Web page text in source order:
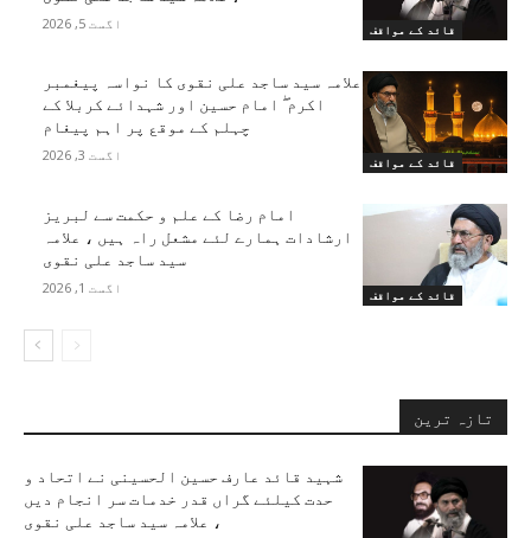
قائد کے مواقف اگست 5, 2026
قائد کے مواقف
علامہ سید ساجد علی نقوی کا نواسہ پیغمبر
اکرم ۖ امام حسین اور شہدائے کربلا کے
چہلم کے موقع پر اہم پیغام
اگست 3, 2026
قائد کے مواقف
امام رضا کے علم و حکمت سے لبریز
ارشادات ہمارے لئے مشعل راہ ہیں ، علامہ
سید ساجد علی نقوی
اگست 1, 2026
تازہ ترین
شہید قائد عارف حسین الحسینی نے اتحاد و
حدت کیلئے گراں قدر خدمات سر انجام دیں
، علامہ سید ساجد علی نقوی